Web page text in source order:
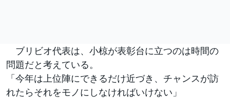
ブリビオ代表は、小椋が表彰台に立つのは時間の
問題だと考えている。
「今年は上位陣にできるだけ近づき、チャンスが訪
れたらそれをモノにしなければいけない」